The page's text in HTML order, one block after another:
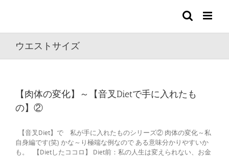
ウエストサイズ
【肉体の変化】～【音叉Dietで手に入れたも
の】②
【音叉Diet】で 私が手に入れたものシリーズ② 肉体の変化～私
自身編です(笑) かな～り極端な例なので ある意味分かりやすいか
も。 【Dietしたココロ】 Diet前：私の人生は変えられない、お金